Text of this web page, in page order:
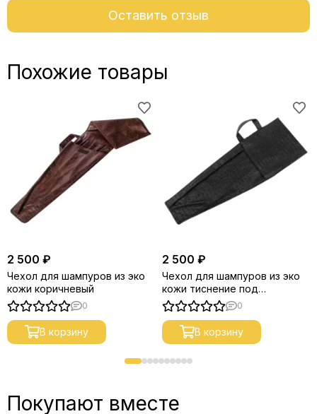
Оставить отзыв
Похожие товары
2 500 ₽
Чехол для шампуров из эко
кожи коричневый
0
В корзину
2 500 ₽
Чехол для шампуров из эко
кожи тиснение под
крокодила
0
В корзину
Покупают вместе